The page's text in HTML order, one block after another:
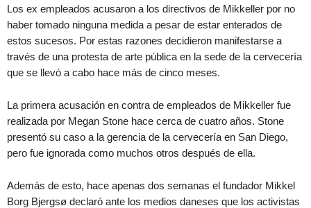
Los ex empleados acusaron a los directivos de Mikkeller por no
haber tomado ninguna medida a pesar de estar enterados de
estos sucesos. Por estas razones decidieron manifestarse a
través de una protesta de arte pública en la sede de la cervecería
que se llevó a cabo hace más de cinco meses.
La primera acusación en contra de empleados de Mikkeller fue
realizada por Megan Stone hace cerca de cuatro años. Stone
presentó su caso a la gerencia de la cervecería en San Diego,
pero fue ignorada como muchos otros después de ella.
Además de esto, hace apenas dos semanas el fundador Mikkel
Borg Bjergsø declaró ante los medios daneses que los activistas